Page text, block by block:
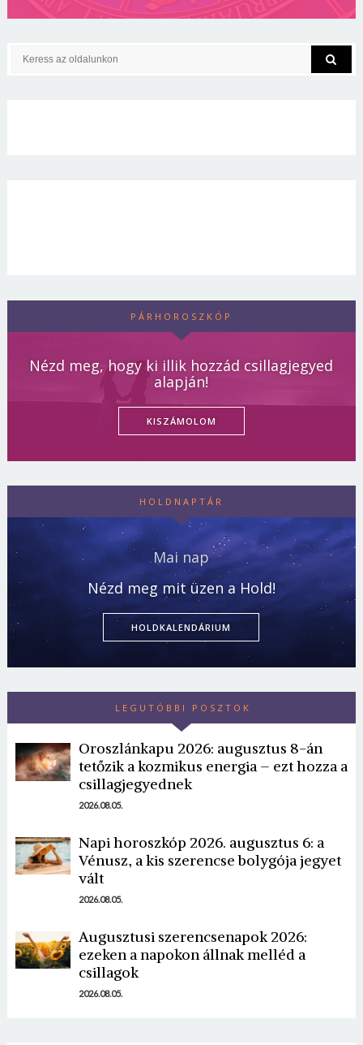
PÁRHOROSZKÓP
Nézd meg, hogy ki illik hozzád csillagjegyed
alapján!
KISZÁMOLOM
HOLDNAPTÁR
Mai nap
Nézd meg mit üzen a Hold!
HOLDKALENDÁRIUM
LEGUTÓBBI POSZTOK
Oroszlánkapu 2026: augusztus 8-án
tetőzik a kozmikus energia – ezt hozza a
csillagjegyednek
2026.08.05.
Napi horoszkóp 2026. augusztus 6: a
Vénusz, a kis szerencse bolygója jegyet
vált
2026.08.05.
Augusztusi szerencsenapok 2026:
ezeken a napokon állnak melléd a
csillagok
2026.08.05.